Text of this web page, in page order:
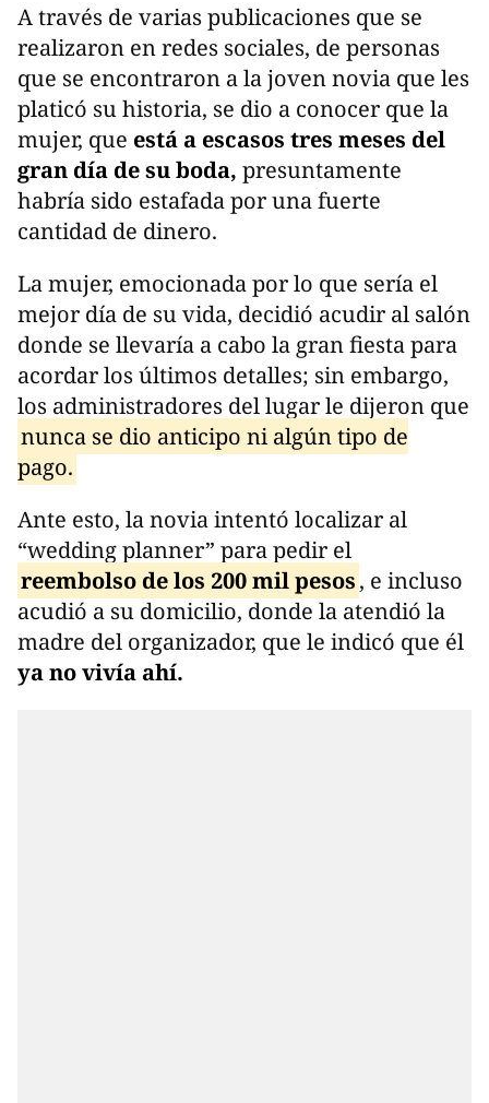
A través de varias publicaciones que se
realizaron en redes sociales, de personas
que se encontraron a la joven novia que les
platicó su historia, se dio a conocer que la
mujer, que está a escasos tres meses del
gran día de su boda, presuntamente
habría sido estafada por una fuerte
cantidad de dinero.
La mujer, emocionada por lo que sería el
mejor día de su vida, decidió acudir al salón
donde se llevaría a cabo la gran fiesta para
acordar los últimos detalles; sin embargo,
los administradores del lugar le dijeron que
nunca se dio anticipo ni algún tipo de
pago.
Ante esto, la novia intentó localizar al
“wedding planner” para pedir el
reembolso de los 200 mil pesos, e incluso
acudió a su domicilio, donde la atendió la
madre del organizador, que le indicó que él
ya no vivía ahí.